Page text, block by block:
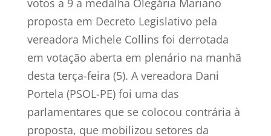
votos a 9 a medalha Olegária Mariano
proposta em Decreto Legislativo pela
vereadora Michele Collins foi derrotada
em votação aberta em plenário na manhã
desta terça-feira (5). A vereadora Dani
Portela (PSOL-PE) foi uma das
parlamentares que se colocou contrária à
proposta, que mobilizou setores da